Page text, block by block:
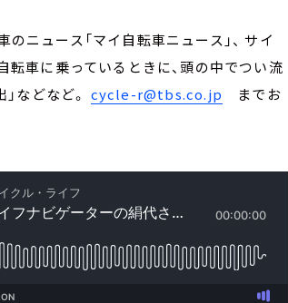
ニュース「マイ自転車ニュース」、 サイ
転車に乗っているときに、頭の中でつい流
などなど。 cycle-r@tbs.co.jp までお